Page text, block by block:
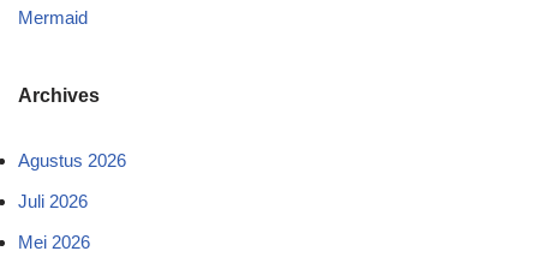
Mermaid
Archives
Agustus 2026
Juli 2026
Mei 2026